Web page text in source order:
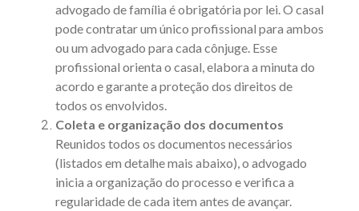
advogado de família é obrigatória por lei. O casal
pode contratar um único profissional para ambos
ou um advogado para cada cônjuge. Esse
profissional orienta o casal, elabora a minuta do
acordo e garante a proteção dos direitos de
todos os envolvidos.
Coleta e organização dos documentos
Reunidos todos os documentos necessários
(listados em detalhe mais abaixo), o advogado
inicia a organização do processo e verifica a
regularidade de cada item antes de avançar.